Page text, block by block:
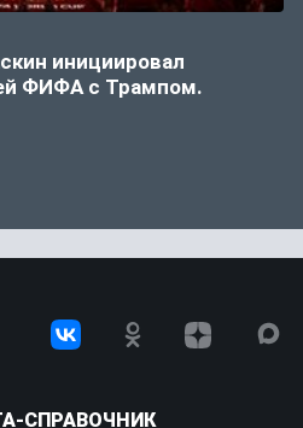
инициировал
ФИФА с Трампом.
СПРАВОЧНИК